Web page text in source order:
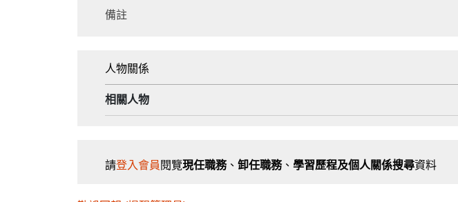
備註
人物關係
相關人物
請登入會員 閱覽現任職務、 卸任職務、 學習歷程及個人關係搜尋資料